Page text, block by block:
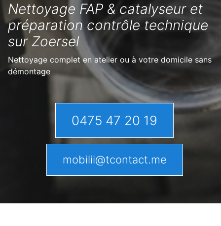
Nettoyage FAP & catalyseur et
préparation contrôle technique
sur Zoersel
Nettoyage complet en atelier ou à votre domicile sans
démontage
0475 47 20 19
mobilii@tcontact.me